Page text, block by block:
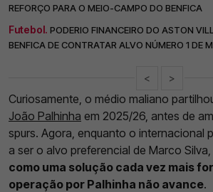
REFORÇO PARA O MEIO-CAMPO DO BENFICA
Futebol. PODERIO FINANCEIRO DO ASTON
BENFICA DE CONTRATAR ALVO NÚMERO 1 DE
< >
Curiosamente, o médio maliano
João Palhinha em 2025/26, antes de
spurs. Agora, enquanto o internacional
a ser o alvo preferencial de Marco
como uma solução cada vez mais
operação por Palhinha não avance.